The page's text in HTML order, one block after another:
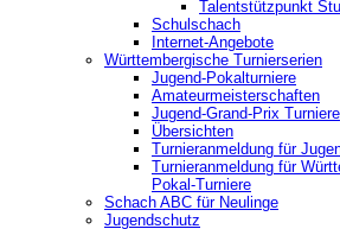
Talentstützpunkt
Schulschach
Internet-Angebote
Württembergische Turnierserien
Jugend-Pokalturniere
Amateurmeisterschaften
Jugend-Grand-Prix Turniere
Übersichten
Turnieranmeldung für
Turnieranmeldung für
Pokal-Turniere
Schach ABC für Neulinge
Jugendschutz